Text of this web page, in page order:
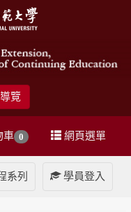
覽
網頁選單
車 0
學員登入
系列